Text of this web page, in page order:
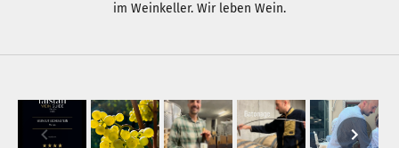
im Weinkeller. Wir leben Wein.